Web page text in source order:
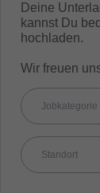
Deine
kannst Du
hochladen.
Wir freuen
Jobkategorie
Standort